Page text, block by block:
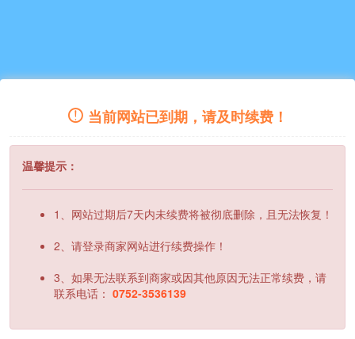
当前网站已到期，请及时续费！
温馨提示：
1、网站过期后7天内未续费将被彻底删除，且无法恢复！
2、请登录商家网站进行续费操作！
3、如果无法联系到商家或因其他原因无法正常续费，请
联系电话： 0752-3536139